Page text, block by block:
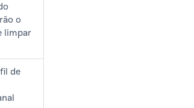
o
limpar
de